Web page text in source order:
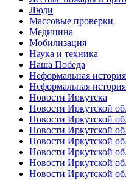
Люди
Массовые проверки
Медицина
Мобилизация
Наука и техника
Наша Победа
Неформальная история
Неформальная
Новости Иркутска
Новости Иркутской
Новости Иркутской
Новости Иркутской
Новости Иркутской
Новости Иркутской
Новости Иркутской
Новости Иркутской